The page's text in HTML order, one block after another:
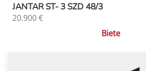
JANTAR ST- 3 SZD 48/3
20.900€
Biete